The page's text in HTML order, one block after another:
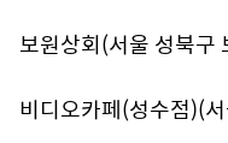
보원상회(서울 성북구
비디오카페(성수점)(